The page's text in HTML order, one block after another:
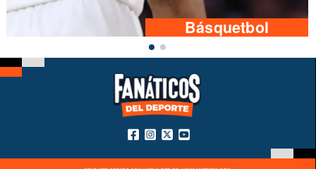
Básquetbol